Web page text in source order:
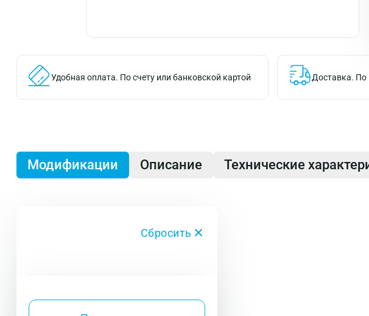
Удобная оплата. По счету или банковской картой Доставка. По
Модификации Описание Технические
Сбросить